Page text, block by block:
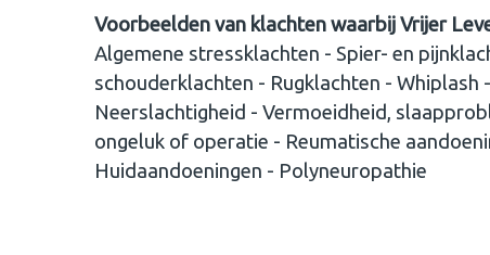
Voorbeelden van klachten waarbij Vrijer
Algemene stressklachten - Spier- en
schouderklachten - Rugklachten -
Neerslachtigheid - Vermoeidheid,
ongeluk of operatie - Reumatische
Huidaandoeningen - Polyneuropathie